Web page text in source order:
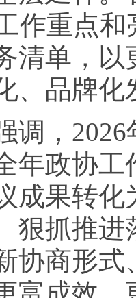
作重点
清单，
、品牌化
，2026
年政协
成果转
狠抓推
协商形